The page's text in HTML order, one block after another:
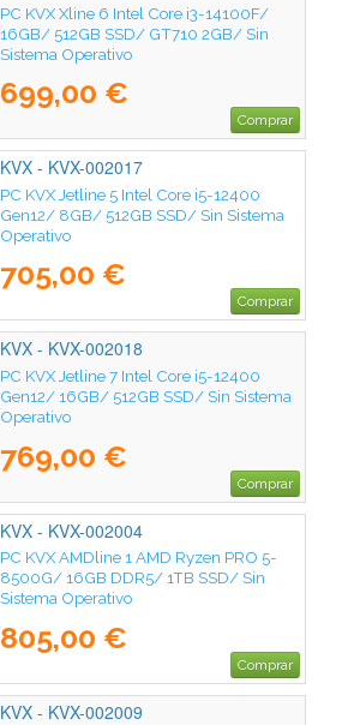
PC KVX Xline 6 Intel Core i3-14100F/
16GB/ 512GB SSD/ GT710 2GB/ Sin
Sistema Operativo
699,00 €
Comprar
KVX - KVX-002017
PC KVX Jetline 5 Intel Core i5-12400
Gen12/ 8GB/ 512GB SSD/ Sin Sistema
Operativo
705,00 €
Comprar
KVX - KVX-002018
PC KVX Jetline 7 Intel Core i5-12400
Gen12/ 16GB/ 512GB SSD/ Sin Sistema
Operativo
769,00 €
Comprar
KVX - KVX-002004
PC KVX AMDline 1 AMD Ryzen PRO 5-
8500G/ 16GB DDR5/ 1TB SSD/ Sin
Sistema Operativo
805,00 €
Comprar
KVX - KVX-002009